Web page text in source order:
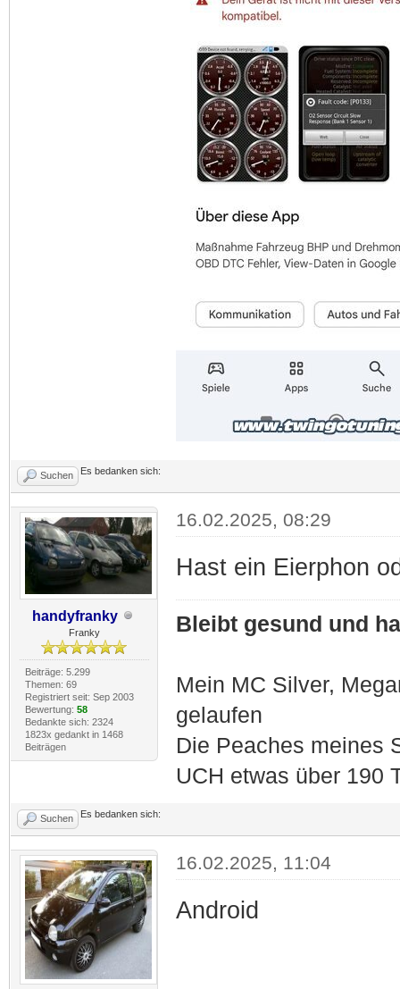
Suchen Es bedanken sich:
handyfranky
Franky
Beiträge: 5.299
Themen: 69
Registriert seit: Sep 2003
Bewertung: 58
Bedankte sich: 2324
1823x gedankt in 1468
Beiträgen
16.02.2025, 08:29
Hast ein Eierphon
Bleibt gesund und
Mein MC Silver,
gelaufen
Die Peaches meines
UCH etwas über 190
Suchen Es bedanken sich:
16.02.2025, 11:04
Android